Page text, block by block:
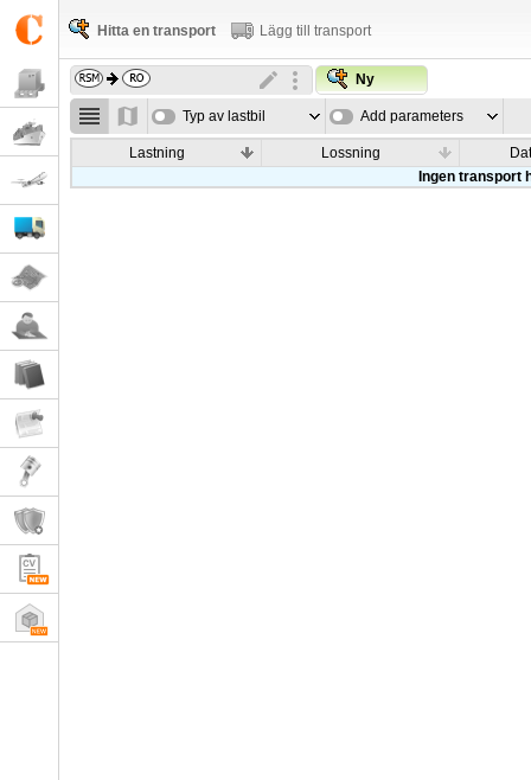
Hitta en transport Lägg till transport
Ny
Typ av lastbil Add parameters
Lastning Lossning
Ingen transport